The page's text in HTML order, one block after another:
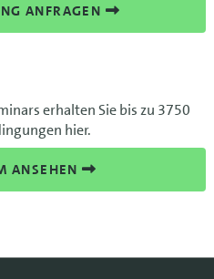
ANFRAGEN
erhalten Sie bis zu 3750
hier.
ANSEHEN